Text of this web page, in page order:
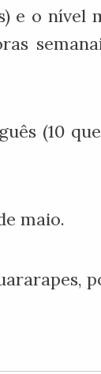
e o nível
(10
maio.